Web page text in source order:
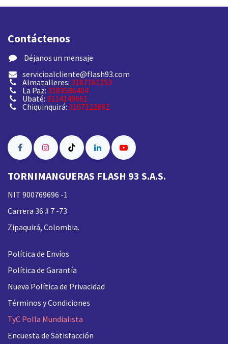
Contáctenos
​ Déjanos un mensaje
servicioalcliente@flash93.com
Almatalleres: 3187161253
La Paz: 3183586404
Ubaté: 3114149661
Chiquinquirá: 3107122882
TORNIMANGUERAS FLASH 93 S.A.S.
NIT 900769696 -1
Carrera 36 # 7 -73
Zipaquirá, Colombia.
Política de Envíos
Política de Garantía
Nueva Política de Privacidad
Términos y Condiciones
TyC Polla Mundialista
Encuesta de Satisfacción